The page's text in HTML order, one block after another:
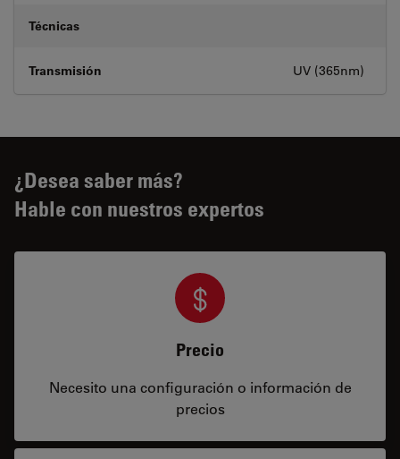
Técnicas
Transmisión UV (365nm)
¿Desea saber más?
Hable con nuestros expertos
Precio
Necesito una configuración o información de
precios